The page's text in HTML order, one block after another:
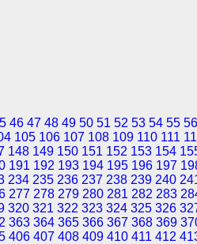
46 47 48 49 50 51 52 53 54 55 56
105 106 107 108 109 110 111
148 149 150 151 152 153 154
191 192 193 194 195 196 197
234 235 236 237 238 239 240
277 278 279 280 281 282 283
320 321 322 323 324 325 326
363 364 365 366 367 368 369
406 407 408 409 410 411 412